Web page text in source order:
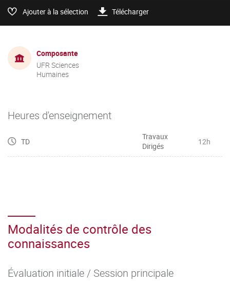
Ajouter à la sélection Télécharger
Composante
UFR Sciences
Humaines
Heures d'enseignement
TD
Travaux
Dirigés
12h
Modalités de contrôle des
connaissances
Évaluation initiale / Session principale